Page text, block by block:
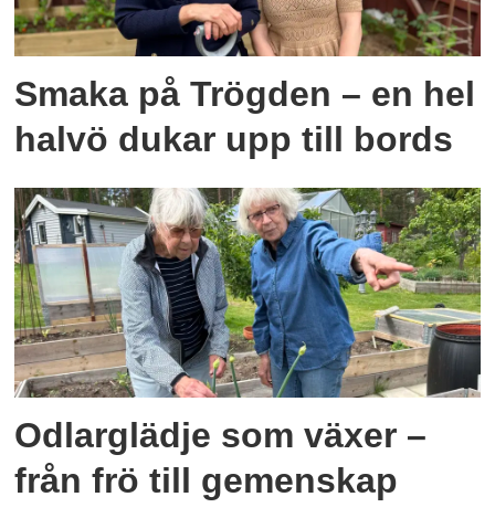
Smaka på Trögden – en hel
halvö dukar upp till bords
Odlarglädje som växer –
från frö till gemenskap